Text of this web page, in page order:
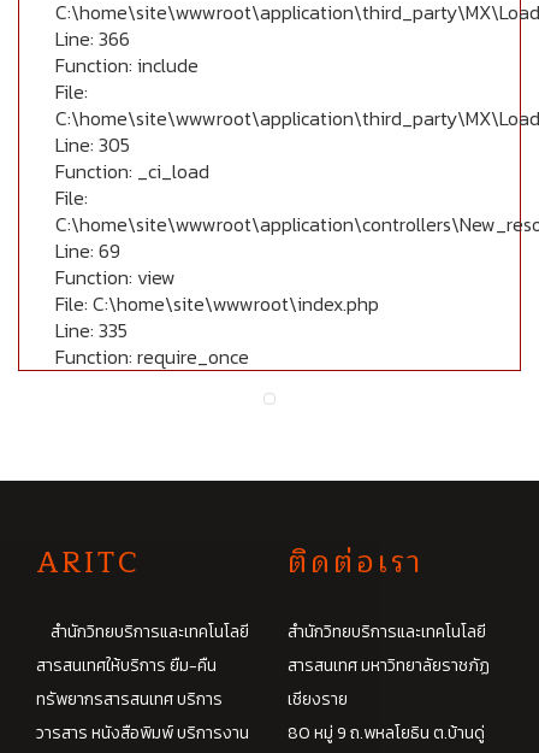
Line: 366
Function: include
File:
Line: 305
Function: _ci_load
File:
Line: 69
Function: view
File: C:\home\site\wwwroot\index.php
Line: 335
Function: require_once
ARITC
สำนักวิทยบริการและเทคโนโลยี
สารสนเทศให้บริการ ยืม-คืน
ทรัพยากรสารสนเทศ บริการ
วารสาร หนังสือพิมพ์ บริการงาน
ติดต่อเรา
สำนักวิทยบริการและเทคโนโลยี
สารสนเทศ มหาวิทยาลัยราชภัฏ
เชียงราย
80 หมู่ 9 ถ.พหลโยธิน ต.บ้านดู่